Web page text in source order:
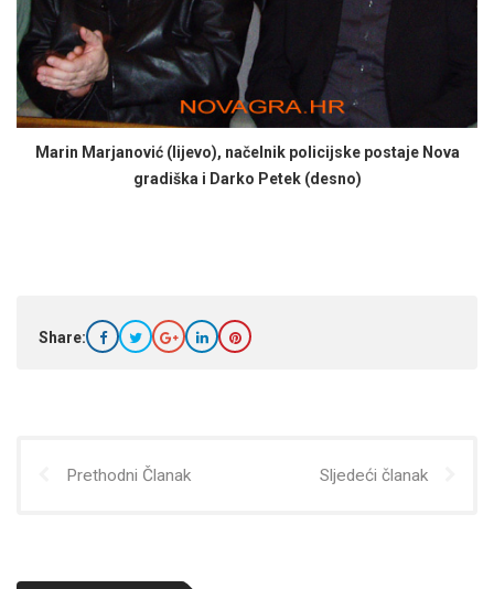
Marin Marjanović (lijevo), načelnik policijske postaje Nova
gradiška i Darko Petek (desno)
Share:
Prethodni Članak Sljedeći članak